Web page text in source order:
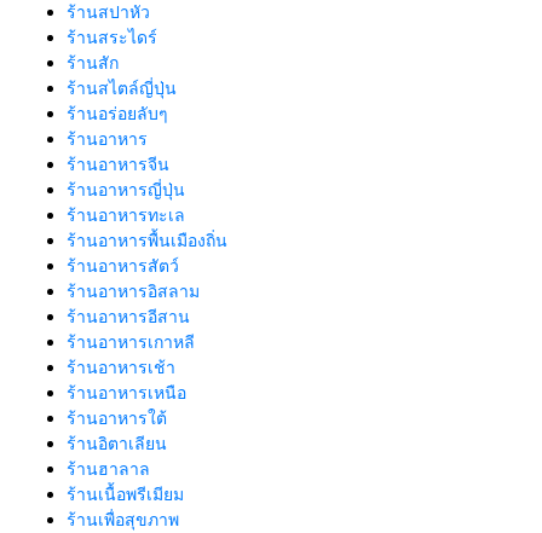
ร้านสปาหัว
ร้านสระไดร์
ร้านสัก
ร้านสไตล์ญี่ปุ่น
ร้านอร่อยลับๆ
ร้านอาหาร
ร้านอาหารจีน
ร้านอาหารญี่ปุ่น
ร้านอาหารทะเล
ร้านอาหารพื้นเมืองถิ่น
ร้านอาหารสัตว์
ร้านอาหารอิสลาม
ร้านอาหารอีสาน
ร้านอาหารเกาหลี
ร้านอาหารเช้า
ร้านอาหารเหนือ
ร้านอาหารใต้
ร้านอิตาเลียน
ร้านฮาลาล
ร้านเนื้อพรีเมียม
ร้านเพื่อสุขภาพ